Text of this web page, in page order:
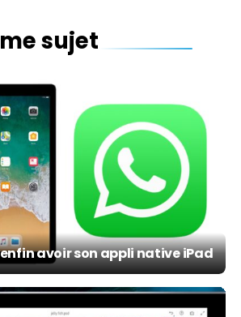
sujet
avoir son appli native iPad